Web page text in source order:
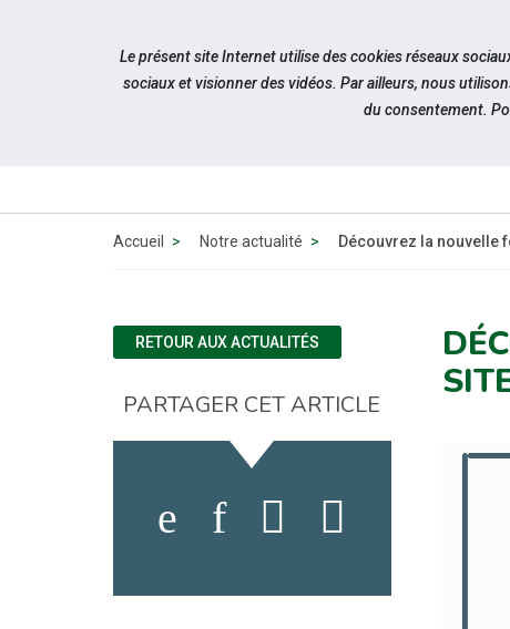
Aller au contenu
QUI
Accueil Notre actualité Découvrez la nouvelle
RETOUR AUX ACTUALITÉS
PARTAGER CET ARTICLE
Le présent site Internet utilise des cookies réseaux
sociaux et visionner des vidéos. Par ailleurs, nous
du consentement.